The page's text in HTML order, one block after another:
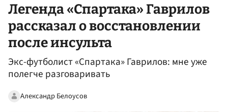
Легенда «Спартака» Гаврилов
рассказал о восстановлении
после инсульта
Экс-футболист «Спартака» Гаврилов: мне уже
полегче разговаривать
Александр Белоусов